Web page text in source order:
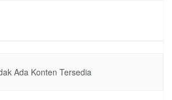
Ada Konten Tersedia